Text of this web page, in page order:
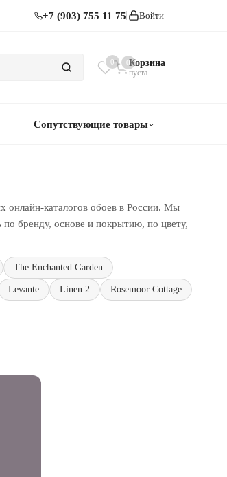
+7 (903) 755 11 75 Войти
0 0Корзина
пуста
Сопутствующие товары
онлайн-каталогов обоев в России. Мы
бренду, основе и покрытию, по цвету,
The Enchanted Garden
Levante Linen 2 Rosemoor Cottage